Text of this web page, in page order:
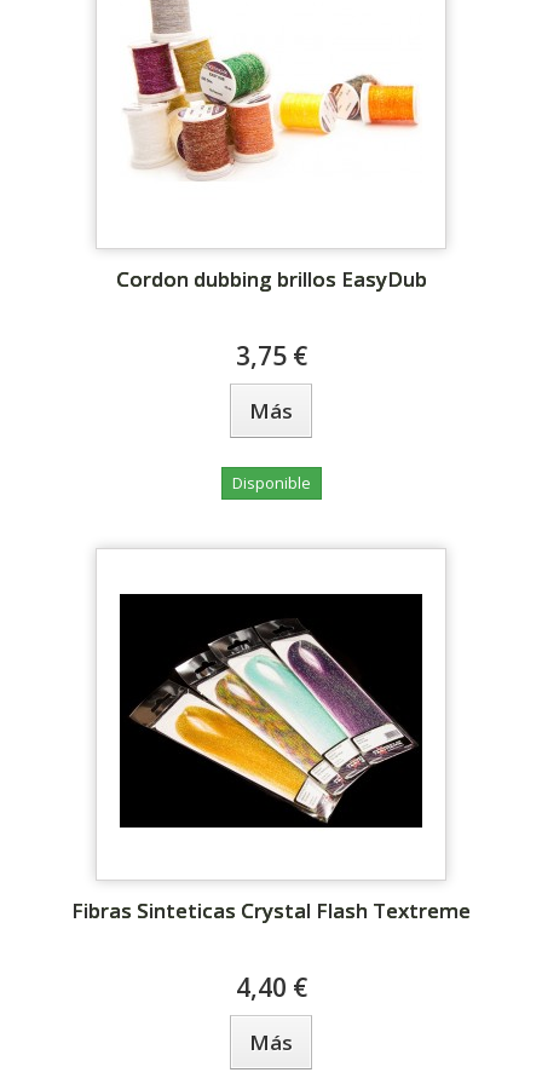
Cordon dubbing brillos EasyDub
3,75 €
Más
Disponible
Fibras Sinteticas Crystal Flash Textreme
4,40 €
Más